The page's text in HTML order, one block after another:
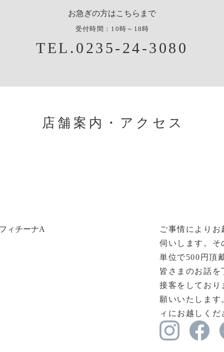
お急ぎの方はこちらまで
受付時間：10時～18時
TEL.0235-24-3080
店舗案内・アクセス
ィチーナA
ご事情により
伺いします。そ
単位で500円頂
皆さまのお話を
接客をしており
願いいたしま
ィにお越しくだ